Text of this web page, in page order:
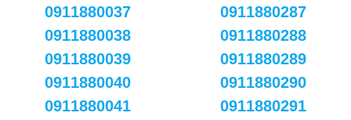
0911880037
0911880038
0911880039
0911880040
0911880041
0911880287
0911880288
0911880289
0911880290
0911880291